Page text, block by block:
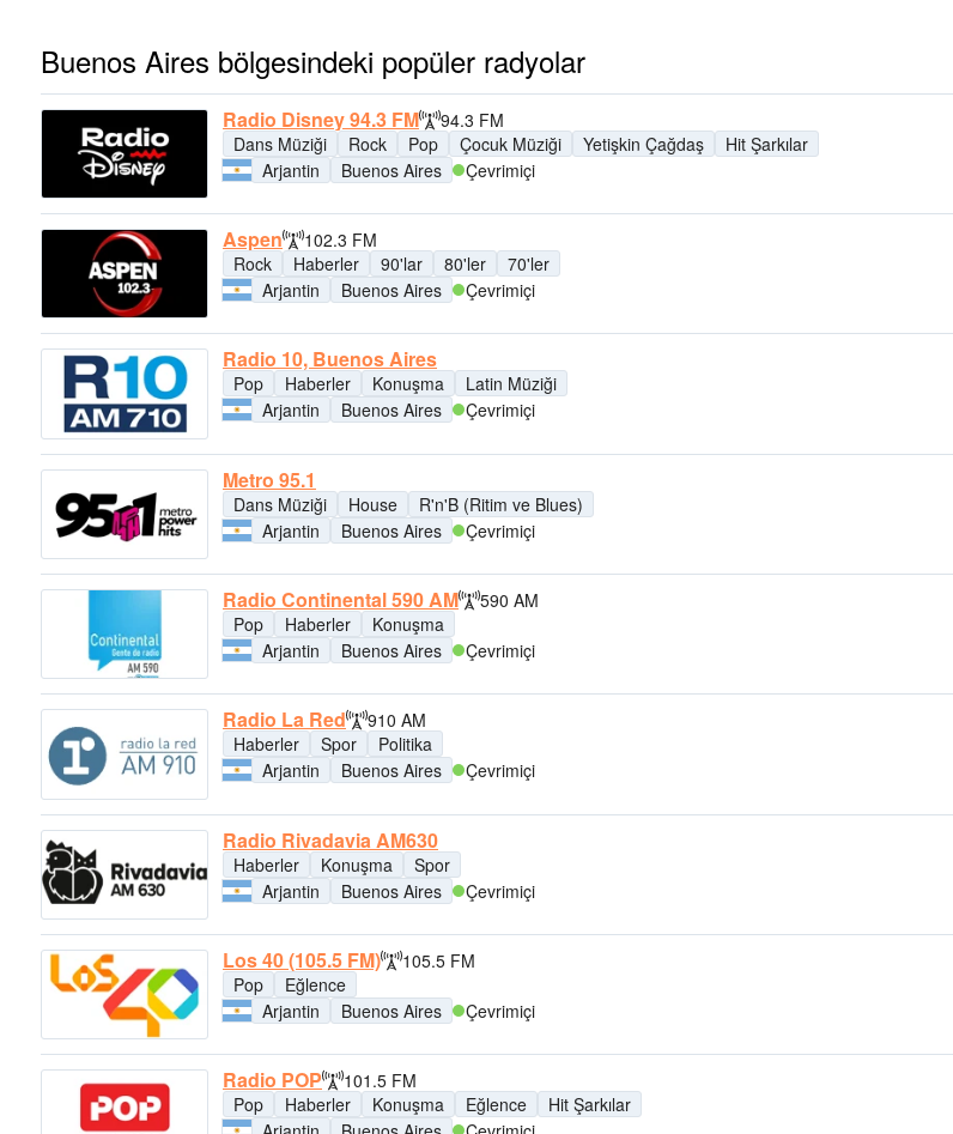
Buenos Aires bölgesindeki popüler radyolar
Radio Disney 94.3 FM
94.3 FM
Dans Müziği
Rock Pop Çocuk Müziği Yetişkin Çağdaş
Hit Şarkılar
Arjantin
Buenos Aires Çevrimiçi
Aspen
102.3 FM
Rock
Haberler 90'lar 80'ler
70'ler
Arjantin
Buenos Aires Çevrimiçi
Radio 10, Buenos Aires
Pop Haberler Konuşma
Latin Müziği
Arjantin
Buenos Aires Çevrimiçi
Metro 95.1
Dans Müziği House
R'n'B (Ritim ve Blues)
Arjantin
Buenos Aires Çevrimiçi
Radio Continental 590 AM
590 AM
Pop
Haberler
Konuşma
Arjantin
Buenos Aires Çevrimiçi
Radio La Red
910 AM
Haberler
Spor
Politika
Arjantin
Buenos Aires Çevrimiçi
Radio Rivadavia AM630
Haberler Konuşma
Spor
Arjantin
Buenos Aires Çevrimiçi
Los 40 (105.5 FM)
105.5 FM
Pop
Eğlence
Arjantin
Buenos Aires Çevrimiçi
Radio POP
101.5 FM
Pop
Haberler Konuşma Eğlence
Hit Şarkılar